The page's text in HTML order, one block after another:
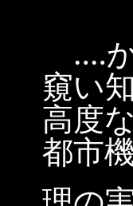
‥‥
窺い
高度
都市